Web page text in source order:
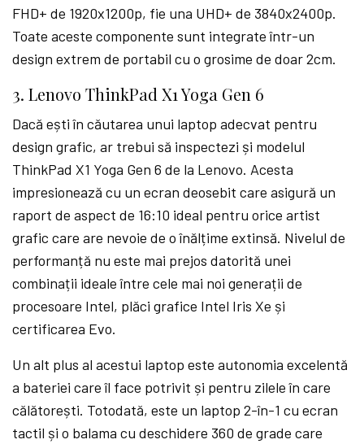
FHD+ de 1920x1200p, fie una UHD+ de 3840x2400p.
Toate aceste componente sunt integrate într-un
design extrem de portabil cu o grosime de doar 2cm.
3. Lenovo ThinkPad X1 Yoga Gen 6
Dacă ești în căutarea unui laptop adecvat pentru
design grafic, ar trebui să inspectezi și modelul
ThinkPad X1 Yoga Gen 6 de la Lenovo. Acesta
impresionează cu un ecran deosebit care asigură un
raport de aspect de 16:10 ideal pentru orice artist
grafic care are nevoie de o înălțime extinsă. Nivelul de
performanță nu este mai prejos datorită unei
combinații ideale între cele mai noi generații de
procesoare Intel, plăci grafice Intel Iris Xe și
certificarea Evo.
Un alt plus al acestui laptop este autonomia excelentă
a bateriei care îl face potrivit și pentru zilele în care
călătorești. Totodată, este un laptop 2-în-1 cu ecran
tactil și o balama cu deschidere 360 de grade care